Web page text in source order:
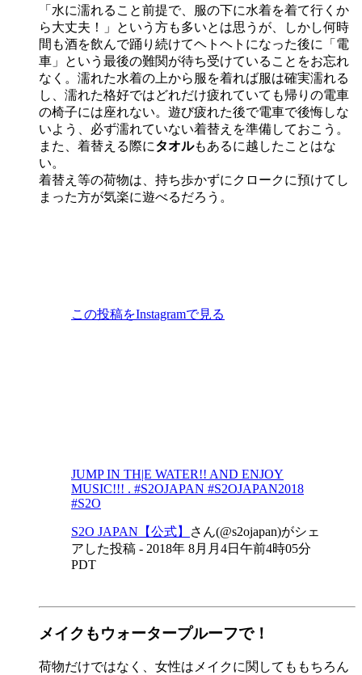
「水に濡れること前提で、服の下に水着を着て行くか
ら大丈夫！」という方も多いとは思うが、しかし何時
間も酒を飲んで踊り続けてヘトヘトになった後に「電
車」という最後の難関が待ち受けていることをお忘れ
なく。濡れた水着の上から服を着れば服は確実濡れる
し、濡れた格好ではどれだけ疲れていても帰りの電車
の椅子には座れない。遊び疲れた後で電車で後悔しな
いよう、必ず濡れていない着替えを準備しておこう。
また、着替える際にタオルもあるに越したことはな
い。
着替え等の荷物は、持ち歩かずにクロークに預けてし
まった方が気楽に遊べるだろう。
この投稿をInstagramで見る
JUMP IN TH|E WATER!! AND ENJOY
MUSIC!!! . #S2OJAPAN #S2OJAPAN2018
#S2O
S2O JAPAN【公式】
さん(@s2ojapan)がシェ
アした投稿 - 2018年 8月月4日午前4時05分
PDT
メイクもウォータープルーフで！
荷物だけではなく、女性はメイクに関してももちろん